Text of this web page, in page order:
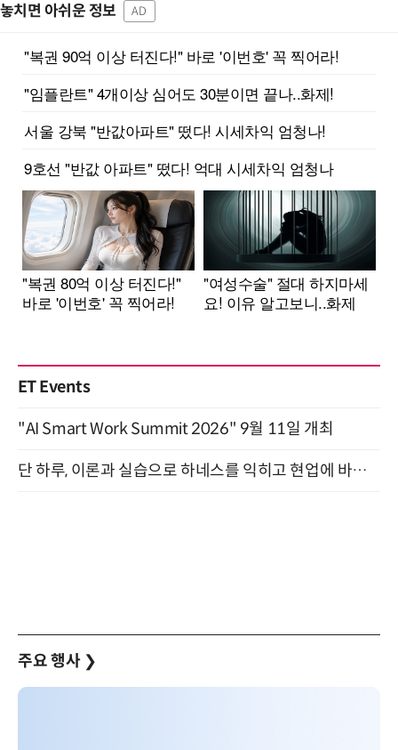
놓치면 아쉬운 정보 AD
ET Events
"AI Smart Work Summit 2026" 9월 11일 개최
단 하루, 이론과 실습으로 하네스를 익히고 현업에 바로 쓰는 핸즈온 워크숍 (8/20)
주요 행사 ❯